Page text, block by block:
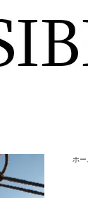
ホー